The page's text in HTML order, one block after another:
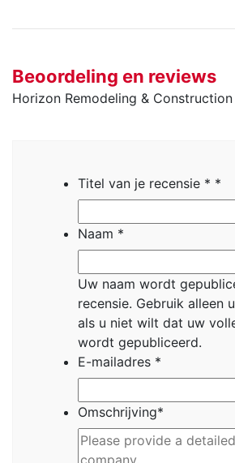
Beoordeling en reviews
Horizon Remodeling & Construction
Titel van je recensie * *
Naam *
Uw naam wordt
recensie. Gebruik alleen
als u niet wilt dat uw
wordt gepubliceerd.
E-mailadres *
Omschrijving*